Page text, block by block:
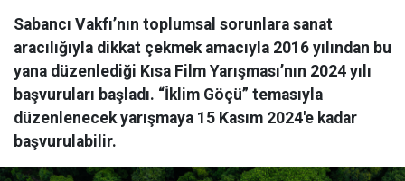
Sabancı Vakfı’nın toplumsal sorunlara sanat
aracılığıyla dikkat çekmek amacıyla 2016 yılından bu
yana düzenlediği Kısa Film Yarışması’nın 2024 yılı
başvuruları başladı. “İklim Göçü” temasıyla
düzenlenecek yarışmaya 15 Kasım 2024'e kadar
başvurulabilir.